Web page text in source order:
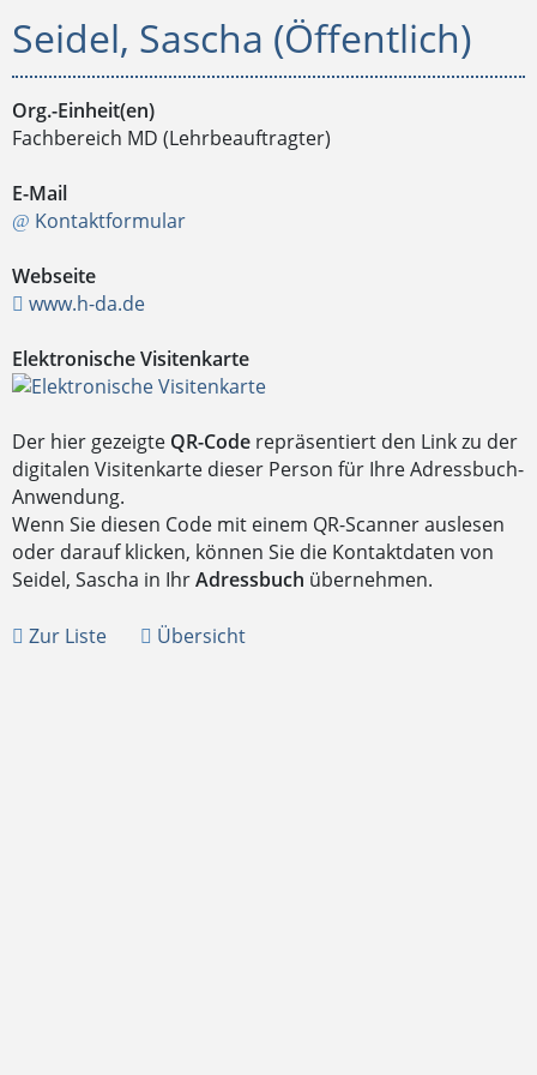
Seidel, Sascha (Öffentlich)
Org.-Einheit(en)
Fachbereich MD (Lehrbeauftragter)
E-Mail
Kontaktformular
Webseite
www.h-da.de
Elektronische Visitenkarte
Der hier gezeigte QR-Code repräsentiert den Link zu der
digitalen Visitenkarte dieser Person für Ihre Adressbuch-
Anwendung.
Wenn Sie diesen Code mit einem QR-Scanner auslesen
oder darauf klicken, können Sie die Kontaktdaten von
Seidel, Sascha in IhrAdressbuch übernehmen.
Zur Liste Übersicht